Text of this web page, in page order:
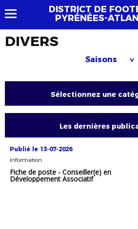
DISTRICT DE
PYRÉNÉES-
DIVERS
Saisons >
Sélectionnez une
Les dernières
Publié le 13-07-2026
Information
Fiche de poste - Conseiller(e) en
Développement Associatif